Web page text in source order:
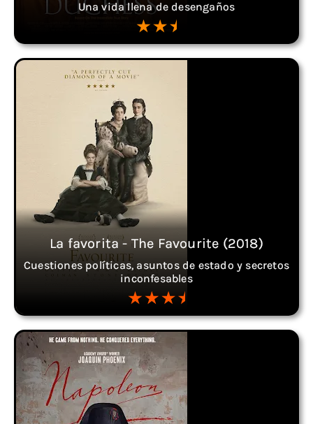
Una vida llena de desengaños
La favorita - The Favourite (2018)
Cuestiones políticas, asuntos de estado y secretos
inconfesables